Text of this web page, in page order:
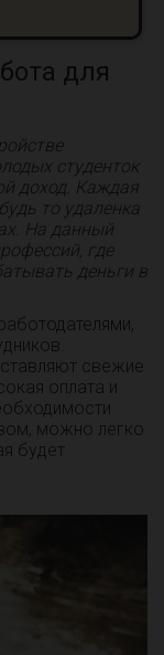
для
студенток
доход. Каждая
то удаленка
На данный
где
деньги в
свежие
оплата и
можно легко
будет